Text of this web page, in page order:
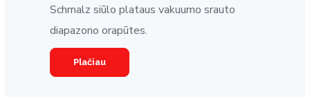
Schmalz siūlo plataus vakuumo srauto
diapazono orapūtes.
Plačiau